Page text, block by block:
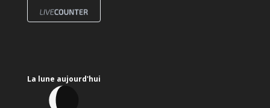
La lune aujourd'hui